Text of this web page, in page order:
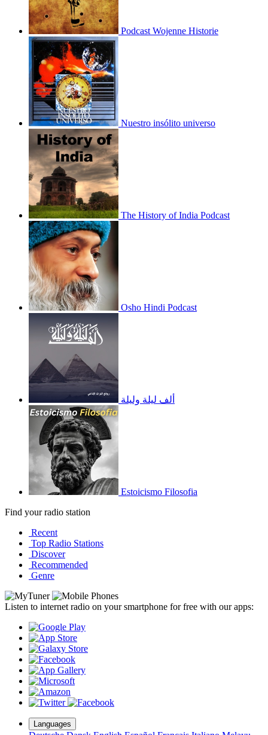
Podcast Wojenne Historie
Nuestro insólito universo
The History of India Podcast
Osho Hindi Podcast
ألف ليلة وليلة
Estoicismo Filosofia
Find your radio station
Recent
Top Radio Stations
Discover
Recommended
Genre
Listen to internet radio on your smartphone for free with our apps:
Languages